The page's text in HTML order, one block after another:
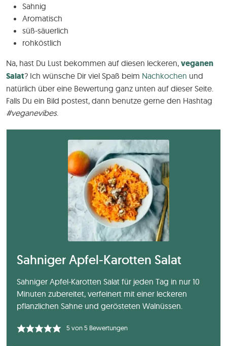
Sahnig
Aromatisch
süß-säuerlich
rohköstlich
Na, hast Du Lust bekommen auf diesen leckeren, veganen
Salat? Ich wünsche Dir viel Spaß beim Nachkochen und
natürlich über eine Bewertung ganz unten auf dieser Seite.
Falls Du ein Bild postest, dann benutze gerne den Hashtag
#veganevibes.
Sahniger Apfel-Karotten Salat
Sahniger Apfel-Karotten Salat für jeden Tag in nur 10
Minuten zubereitet, verfeinert mit einer leckeren
pflanzlichen Sahne und gerösteten Walnüssen.
5von5Bewertungen